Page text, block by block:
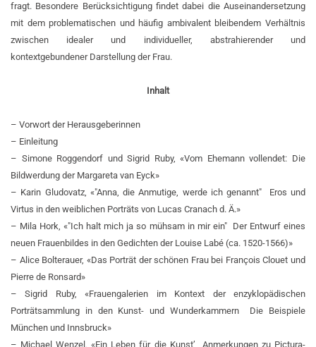
fragt. Besondere Berücksichtigung findet dabei die Auseinandersetzung
mit dem problematischen und häufig ambivalent bleibendem Verhältnis
zwischen idealer und individueller, abstrahierender und
kontextgebundener Darstellung der Frau.
Inhalt
– Vorwort der Herausgeberinnen
– Einleitung
– Simone Roggendorf und Sigrid Ruby, «Vom Ehemann vollendet: Die
Bildwerdung der Margareta van Eyck»
– Karin Gludovatz, «"Anna, die Anmutige, werde ich genannt" ­ Eros und
Virtus in den weiblichen Porträts von Lucas Cranach d. Ä.»
– Mila Hork, «"Ich halt mich ja so mühsam in mir ein" ­ Der Entwurf eines
neuen Frauenbildes in den Gedichten der Louise Labé (ca. 1520-1566)»
– Alice Bolterauer, «Das Porträt der schönen Frau bei François Clouet und
Pierre de Ronsard»
– Sigrid Ruby, «Frauengalerien im Kontext der enzyklopädischen
Porträtsammlung in den Kunst- und Wunderkammern ­ Die Beispiele
München und Innsbruck»
– Michael Wenzel, «Ein Leben für die Kunst’ ­ Anmerkungen zu Pictura-